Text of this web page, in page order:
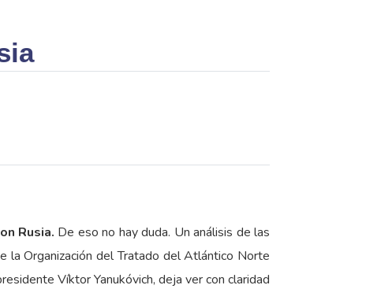
Rusia. De eso no hay duda. Un análisis de las
la Organización del Tratado del Atlántico Norte
Víktor Yanukóvich, deja ver con claridad